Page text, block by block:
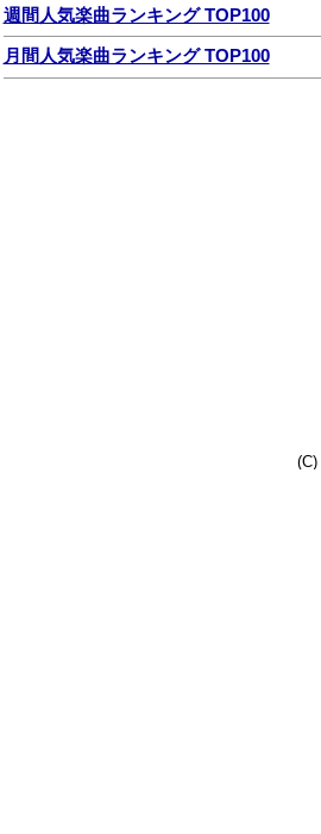
週間人気楽曲ランキング TOP100
月間人気楽曲ランキング TOP100